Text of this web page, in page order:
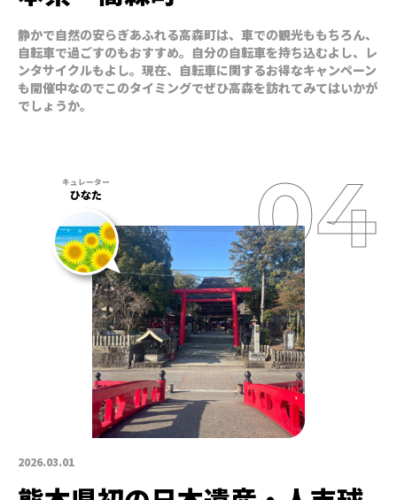
静かで自然の安らぎあふれる高森町は、車での観光ももちろん、
自転車で過ごすのもおすすめ。自分の自転車を持ち込むよし、レ
ンタサイクルもよし。現在、自転車に関するお得なキャンペーン
も開催中なのでこのタイミングでぜひ高森を訪れてみてはいかが
でしょうか。
2026.03.01
ひなた